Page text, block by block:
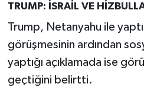
TRUMP: İSRAİL VE
Trump, Netanyahu ile
görüşmesinin ardından
yaptığı açıklamada ise
geçtiğini belirtti.